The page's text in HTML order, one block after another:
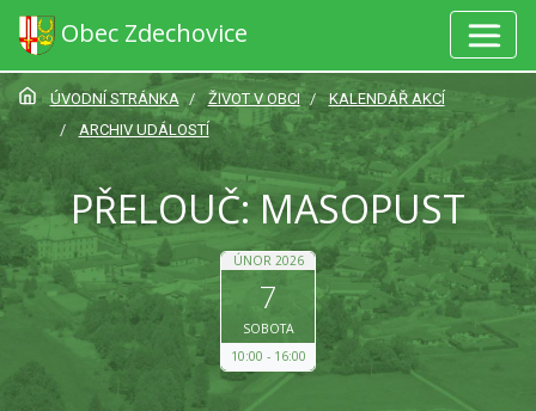
Obec Zdechovice
ÚVODNÍ STRÁNKA ŽIVOT V OBCI
KALENDÁŘ AKCÍ
ARCHIV UDÁLOSTÍ
PŘELOUČ: MASOPUST
ÚNOR 2026
7
SOBOTA
10:00
16:00